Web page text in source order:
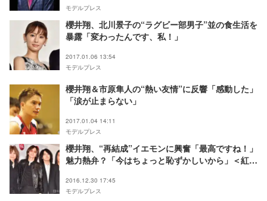
モデルプレス
櫻井翔、北川景子の“ラグビー部男子”並の食生活を
暴露「変わったんです、私！」
2017.01.06 13:54
モデルプレス
櫻井翔＆市原隼人の“熱い友情”に反響「感動した」
「涙が止まらない」
2017.01.04 14:11
モデルプレス
櫻井翔、“再結成”イエモンに興奮「最高ですね！」
魅力熱弁？「今はちょっと恥ずかしいから」＜紅白
2016.12.30 17:45
モデルプレス